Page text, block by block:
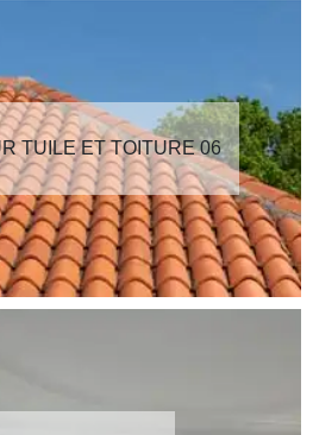
TUILE ET TOITURE 06